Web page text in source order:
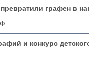
графен в
и конкурс